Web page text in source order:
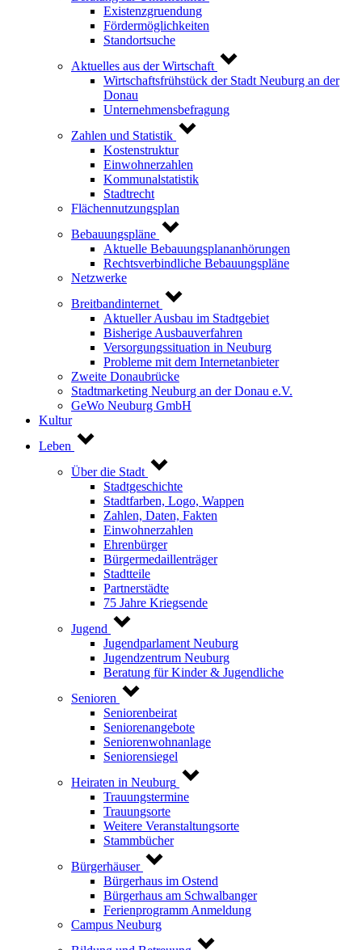
Existenzgruendung
Fördermöglichkeiten
Standortsuche
Aktuelles aus der Wirtschaft
Wirtschaftsfrühstück der Stadt Neuburg an der
Donau
Unternehmensbefragung
Zahlen und Statistik
Kostenstruktur
Einwohnerzahlen
Kommunalstatistik
Stadtrecht
Flächennutzungsplan
Bebauungspläne
Aktuelle Bebauungsplananhörungen
Rechtsverbindliche Bebauungspläne
Netzwerke
Breitbandinternet
Aktueller Ausbau im Stadtgebiet
Bisherige Ausbauverfahren
Versorgungssituation in Neuburg
Probleme mit dem Internetanbieter
Zweite Donaubrücke
Stadtmarketing Neuburg an der Donau e.V.
GeWo Neuburg GmbH
Kultur
Leben
Über die Stadt
Stadtgeschichte
Stadtfarben, Logo, Wappen
Zahlen, Daten, Fakten
Einwohnerzahlen
Ehrenbürger
Bürgermedaillenträger
Stadtteile
Partnerstädte
75 Jahre Kriegsende
Jugend
Jugendparlament Neuburg
Jugendzentrum Neuburg
Beratung für Kinder & Jugendliche
Senioren
Seniorenbeirat
Seniorenangebote
Seniorenwohnanlage
Seniorensiegel
Heiraten in Neuburg
Trauungstermine
Trauungsorte
Weitere Veranstaltungsorte
Stammbücher
Bürgerhäuser
Bürgerhaus im Ostend
Bürgerhaus am Schwalbanger
Ferienprogramm Anmeldung
Campus Neuburg